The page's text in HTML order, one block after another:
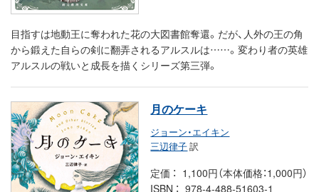
目指すは地動王に奪われた花の大図書館奪還。だが、人外の王の角
から鍛えた自らの剣に翻弄されるアルスルは……。変わり者の英雄
アルスルの戦いと成長を描くシリーズ第三弾。
月のケーキ
ジョーン・エイキン
三辺律子訳
定価
1,100円（本体価格：1,000円）
ISBN
978-4-488-51603-1